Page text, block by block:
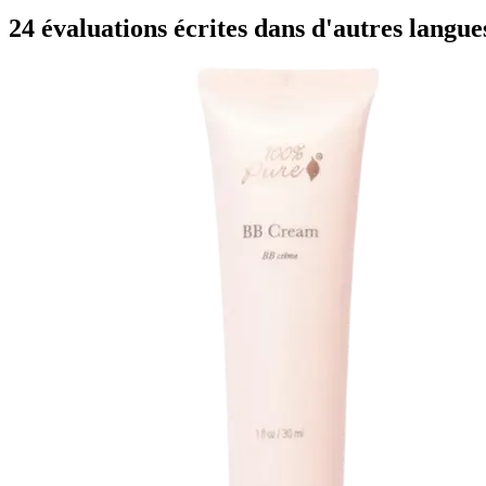
24 évaluations écrites dans d'autres